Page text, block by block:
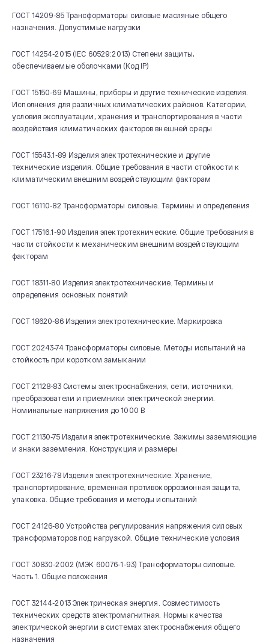
ГОСТ 14209-85 Трансформаторы силовые масляные общего
назначения. Допустимые нагрузки
ГОСТ 14254-2015 (IEC 60529:2013) Степени защиты,
обеспечиваемые оболочками (Код IP)
ГОСТ 15150-69 Машины, приборы и другие технические изделия.
Исполнения для различных климатических районов. Категории,
условия эксплуатации, хранения и транспортирования в части
воздействия климатических факторов внешней среды
ГОСТ 15543.1-89 Изделия электротехнические и другие
технические изделия. Общие требования в части стойкости к
климатическим внешним воздействующим факторам
ГОСТ 16110-82 Трансформаторы силовые. Термины и определения
ГОСТ 17516.1-90 Изделия электротехнические. Общие требования в
части стойкости к механическим внешним воздействующим
факторам
ГОСТ 18311-80 Изделия электротехнические. Термины и
определения основных понятий
ГОСТ 18620-86 Изделия электротехнические. Маркировка
ГОСТ 20243-74 Трансформаторы силовые. Методы испытаний на
стойкость при коротком замыкании
ГОСТ 21128-83 Системы электроснабжения, сети, источники,
преобразователи и приемники электрической энергии.
Номинальные напряжения до 1000 В
ГОСТ 21130-75 Изделия электротехнические. Зажимы заземляющие
и знаки заземления. Конструкция и размеры
ГОСТ 23216-78 Изделия электротехнические. Хранение,
транспортирование, временная противокоррозионная защита,
упаковка. Общие требования и методы испытаний
ГОСТ 24126-80 Устройства регулирования напряжения силовых
трансформаторов под нагрузкой. Общие технические условия
ГОСТ 30830-2002 (МЭК 60076-1-93) Трансформаторы силовые.
Часть 1. Общие положения
ГОСТ 32144-2013 Электрическая энергия. Совместимость
технических средств электромагнитная. Нормы качества
электрической энергии в системах электроснабжения общего
назначения